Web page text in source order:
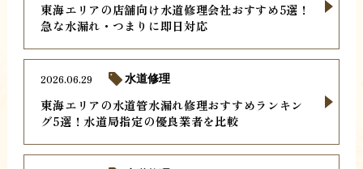
東海エリアの店舗向け水道修理会社おすすめ5選！
急な水漏れ・つまりに即日対応
東海エリアの水道管水漏れ修理おすすめランキン
グ5選！水道局指定の優良業者を比較
2026.06.29 水道修理